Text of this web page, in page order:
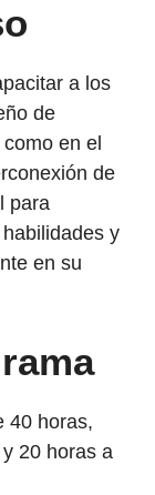
a los
de
en el
de
para
y
en su
40 horas,
20 horas a